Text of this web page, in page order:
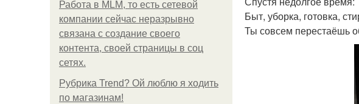
Работа в MLM, то есть сетевой
компании сейчас неразрывно
связана с создание своего
контента, своей страницы в соц
сетях.
Рубрика Trend? Ой люблю я ходить
по магазинам!
Быт, уборка, готовка,
Ты совсем перестаёшь